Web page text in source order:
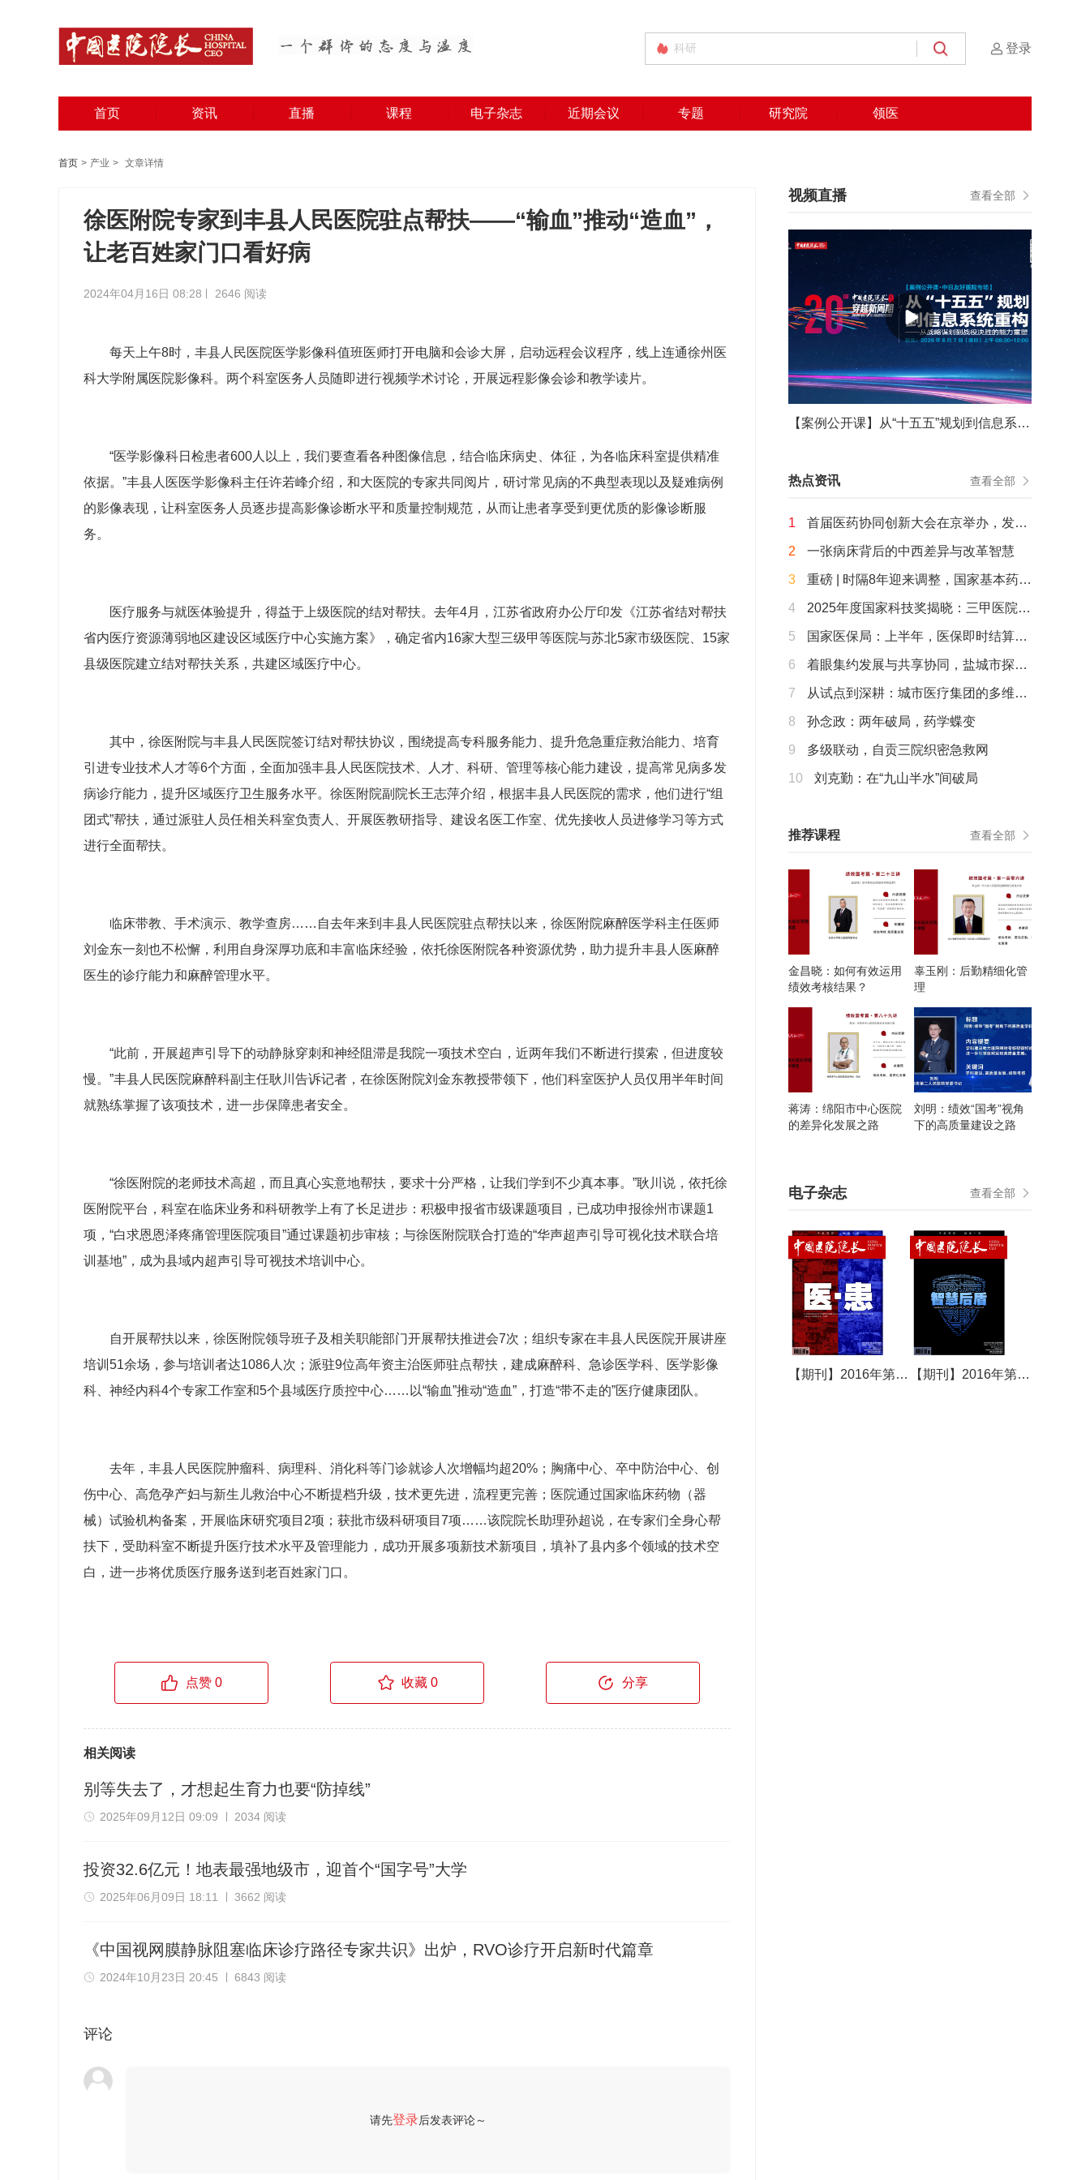
登录
首页 资讯 直播 课程 电子杂志 近期会议 专题 研究院 领医
首页 > 产业 > 文章详情
徐医附院专家到丰县人民医院驻点帮扶——“输血”推动“造血”，
让老百姓家门口看好病
2024年04月16日 08:28 2646 阅读
每天上午8时，丰县人民医院医学影像科值班医师打开电脑和会诊大屏，启动远程会议程序，线上连通徐州医
科大学附属医院影像科。两个科室医务人员随即进行视频学术讨论，开展远程影像会诊和教学读片。
“医学影像科日检患者600人以上，我们要查看各种图像信息，结合临床病史、体征，为各临床科室提供精准
依据。”丰县人医医学影像科主任许若峰介绍，和大医院的专家共同阅片，研讨常见病的不典型表现以及疑难病例
的影像表现，让科室医务人员逐步提高影像诊断水平和质量控制规范，从而让患者享受到更优质的影像诊断服
务。
医疗服务与就医体验提升，得益于上级医院的结对帮扶。去年4月，江苏省政府办公厅印发《江苏省结对帮扶
省内医疗资源薄弱地区建设区域医疗中心实施方案》，确定省内16家大型三级甲等医院与苏北5家市级医院、15家
县级医院建立结对帮扶关系，共建区域医疗中心。
其中，徐医附院与丰县人民医院签订结对帮扶协议，围绕提高专科服务能力、提升危急重症救治能力、培育
引进专业技术人才等6个方面，全面加强丰县人民医院技术、人才、科研、管理等核心能力建设，提高常见病多发
病诊疗能力，提升区域医疗卫生服务水平。徐医附院副院长王志萍介绍，根据丰县人民医院的需求，他们进行“组
团式”帮扶，通过派驻人员任相关科室负责人、开展医教研指导、建设名医工作室、优先接收人员进修学习等方式
进行全面帮扶。
临床带教、手术演示、教学查房……自去年来到丰县人民医院驻点帮扶以来，徐医附院麻醉医学科主任医师
刘金东一刻也不松懈，利用自身深厚功底和丰富临床经验，依托徐医附院各种资源优势，助力提升丰县人医麻醉
医生的诊疗能力和麻醉管理水平。
“此前，开展超声引导下的动静脉穿刺和神经阻滞是我院一项技术空白，近两年我们不断进行摸索，但进度较
慢。”丰县人民医院麻醉科副主任耿川告诉记者，在徐医附院刘金东教授带领下，他们科室医护人员仅用半年时间
就熟练掌握了该项技术，进一步保障患者安全。
“徐医附院的老师技术高超，而且真心实意地帮扶，要求十分严格，让我们学到不少真本事。”耿川说，依托徐
医附院平台，科室在临床业务和科研教学上有了长足进步：积极申报省市级课题项目，已成功申报徐州市课题1
项，“白求恩恩泽疼痛管理医院项目”通过课题初步审核；与徐医附院联合打造的“华声超声引导可视化技术联合培
训基地”，成为县域内超声引导可视技术培训中心。
自开展帮扶以来，徐医附院领导班子及相关职能部门开展帮扶推进会7次；组织专家在丰县人民医院开展讲座
培训51余场，参与培训者达1086人次；派驻9位高年资主治医师驻点帮扶，建成麻醉科、急诊医学科、医学影像
科、神经内科4个专家工作室和5个县域医疗质控中心……以“输血”推动“造血”，打造“带不走的”医疗健康团队。
去年，丰县人民医院肿瘤科、病理科、消化科等门诊就诊人次增幅均超20%；胸痛中心、卒中防治中心、创
伤中心、高危孕产妇与新生儿救治中心不断提档升级，技术更先进，流程更完善；医院通过国家临床药物（器
械）试验机构备案，开展临床研究项目2项；获批市级科研项目7项……该院院长助理孙超说，在专家们全身心帮
扶下，受助科室不断提升医疗技术水平及管理能力，成功开展多项新技术新项目，填补了县内多个领域的技术空
白，进一步将优质医疗服务送到老百姓家门口。
点赞 0 收藏 0 分享
相关阅读
别等失去了，才想起生育力也要“防掉线”
2025年09月12日 09:09 2034 阅读
投资32.6亿元！地表最强地级市，迎首个“国字号”大学
2025年06月09日 18:11 3662 阅读
《中国视网膜静脉阻塞临床诊疗路径专家共识》出炉，RVO诊疗开启新时代篇章
2024年10月23日 20:45 6843 阅读
评论
请先登录后发表评论～
视频直播 查看全部
【案例公开课】从“十五五”规划到信息系统重构——从战略谋划到战役决胜的能力重塑
热点资讯 查看全部
1
首届医药协同创新大会在京举办，发
速营”
2 一张病床背后的中西差异与改革智慧
3
重磅 | 时隔8年迎来调整，国家基本药物
4
2025年度国家科技奖揭晓：三甲医院牵
5
国家医保局：上半年，医保即时结算已
元，长护险覆盖达3.2亿人……
6
着眼集约发展与共享协同，盐城市探路
7
从试点到深耕：城市医疗集团的多维探
8
孙念政：两年破局，药学蝶变
9 多级联动，自贡三院织密急救网
10 刘克勤：在“九山半水”间破局
推荐课程 查看全部
金昌晓：如何有效运用
绩效考核结果？
辜玉刚：后勤精细化管
理
蒋涛：绵阳市中心医院
的差异化发展之路
刘明：绩效“国考”视角
下的高质量建设之路
电子杂志 查看全部
【期刊】2016年第15期 【期刊】2016年第16期